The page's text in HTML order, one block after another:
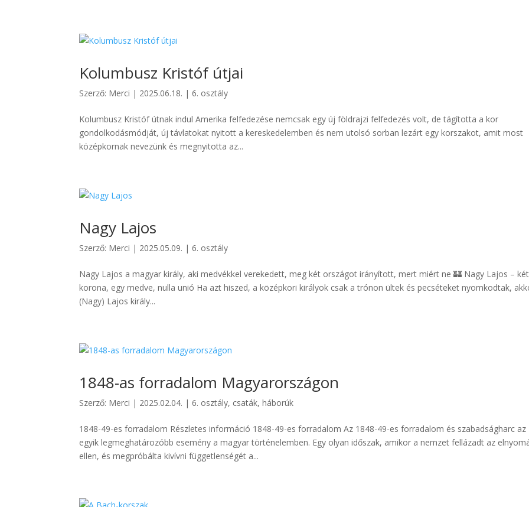
Kolumbusz Kristóf útjai
Szerző: Merci | 2025.06.18. |6. osztály
Kolumbusz Kristóf útnak indul Amerika felfedezése nemcsak egy új földrajzi felfedezés volt, de tágította a kor
gondolkodásmódját, új távlatokat nyitott a kereskedelemben és nem utolsó sorban lezárt egy korszakot, amit most
középkornak nevezünk és megnyitotta az...
Nagy Lajos
Szerző: Merci | 2025.05.09. |6. osztály
Nagy Lajos a magyar király, aki medvékkel verekedett, meg két országot irányított, mert miért ne 🏰 Nagy Lajos – két
korona, egy medve, nulla unió Ha azt hiszed, a középkori királyok csak a trónon ültek és pecséteket nyomkodtak,
(Nagy) Lajos király...
1848-as forradalom Magyarországon
Szerző: Merci | 2025.02.04. |6. osztály, csaták, háborúk
1848-49-es forradalom Részletes információ 1848-49-es forradalom Az 1848-49-es forradalom és szabadságharc az
egyik legmeghatározóbb esemény a magyar történelemben. Egy olyan időszak, amikor a nemzet fellázadt az
ellen, és megpróbálta kivívni függetlenségét a...